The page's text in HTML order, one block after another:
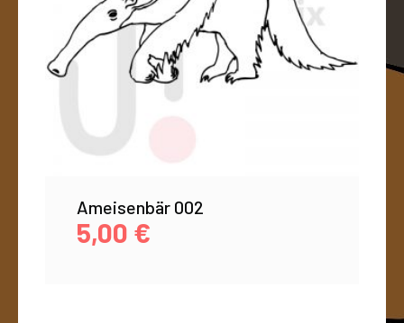
Ameisenbär 002
5,00 €